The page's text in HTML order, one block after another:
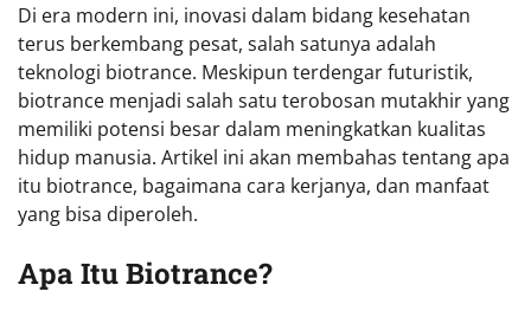
Di era modern ini, inovasi dalam bidang kesehatan
terus berkembang pesat, salah satunya adalah
teknologi biotrance. Meskipun terdengar futuristik,
biotrance menjadi salah satu terobosan mutakhir yang
memiliki potensi besar dalam meningkatkan kualitas
hidup manusia. Artikel ini akan membahas tentang apa
itu biotrance, bagaimana cara kerjanya, dan manfaat
yang bisa diperoleh.
Apa Itu Biotrance?